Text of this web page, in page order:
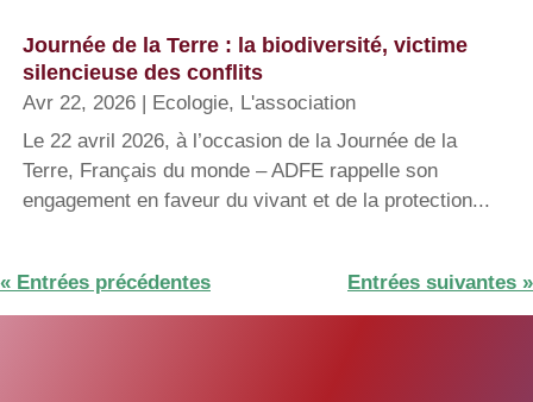
Journée de la Terre : la biodiversité, victime
silencieuse des conflits
Avr 22, 2026 Ecologie, L'association
Le 22 avril 2026, à l’occasion de la Journée de la
Terre, Français du monde – ADFE rappelle son
engagement en faveur du vivant et de la protection...
« Entrées précédentes Entrées suivantes »